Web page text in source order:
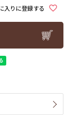
入りに登録する